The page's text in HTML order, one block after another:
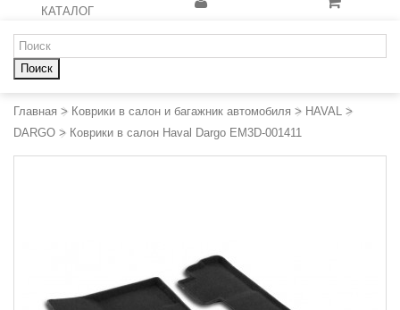
КАТАЛОГ
Поиск
Главная > Коврики в салон и багажник автомобиля > HAVAL >
DARGO > Коврики в салон Haval Dargo EM3D-001411